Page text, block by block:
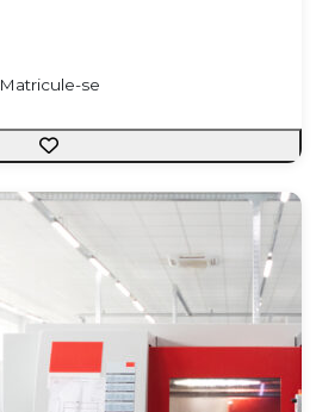
Matricule-se